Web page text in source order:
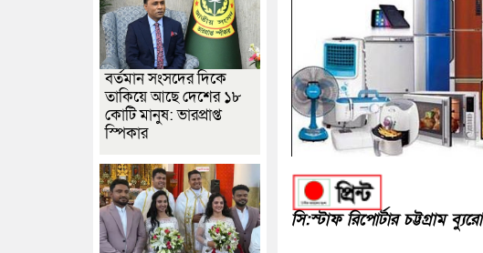
সি:স্টাফ রিপোর্টার চট্টগ্রাম ব্যুরো
বর্তমান সংসদের দিকে
তাকিয়ে আছে দেশের ১৮
কোটি মানুষ: ভারপ্রাপ্ত
স্পিকার